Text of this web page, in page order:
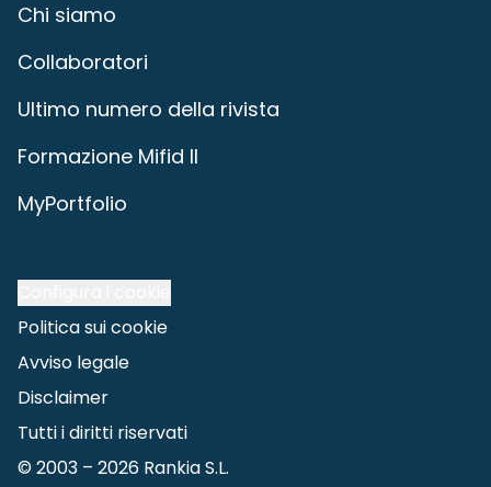
Chi siamo
Collaboratori
Ultimo numero della rivista
Formazione Mifid II
MyPortfolio
Politica sui cookie
Avviso legale
Disclaimer
Tutti i diritti riservati
© 2003 – 2026 Rankia S.L.